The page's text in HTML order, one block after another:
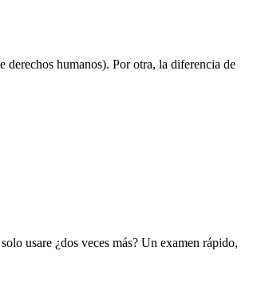
derechos humanos). Por otra, la diferencia de
usare ¿dos veces más? Un examen rápido,